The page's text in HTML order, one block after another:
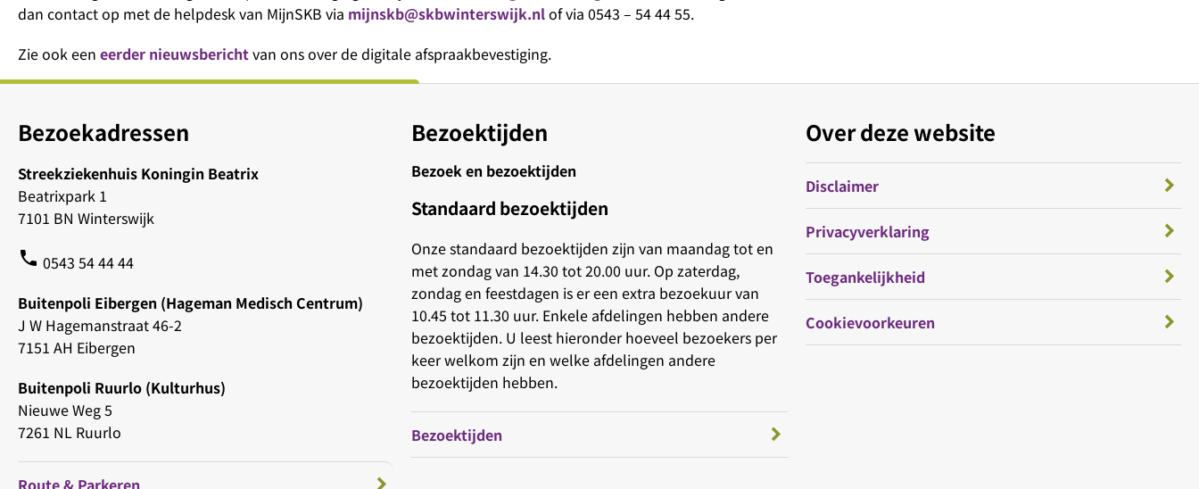
dan contact op met de helpdesk van MijnSKB via mijnskb@skbwinterswijk.nlof via 0543 – 54 44 55.
Zie ook een eerder nieuwsberichtvan ons over de digitale afspraakbevestiging.
Bezoekadressen
Streekziekenhuis Koningin Beatrix
Beatrixpark 1
7101 BN Winterswijk
phone 0543 54 44 44
Buitenpoli Eibergen (Hageman Medisch Centrum)
J W Hagemanstraat 46-2
7151 AH Eibergen
Buitenpoli Ruurlo (Kulturhus)
Nieuwe Weg 5
7261 NL Ruurlo
Route & Parkeren
Bezoektijden
Bezoek en bezoektijden
Standaard bezoektijden
Onze standaard bezoektijden zijn van maandag tot en
met zondag van 14.30 tot 20.00 uur. Op zaterdag,
zondag en feestdagen is er een extra bezoekuur van
10.45 tot 11.30 uur. Enkele afdelingen hebben andere
bezoektijden. U leest hieronder hoeveel bezoekers per
keer welkom zijn en welke afdelingen andere
bezoektijden hebben.
Bezoektijden
Over deze website
Disclaimer
Privacyverklaring
Toegankelijkheid
Cookievoorkeuren